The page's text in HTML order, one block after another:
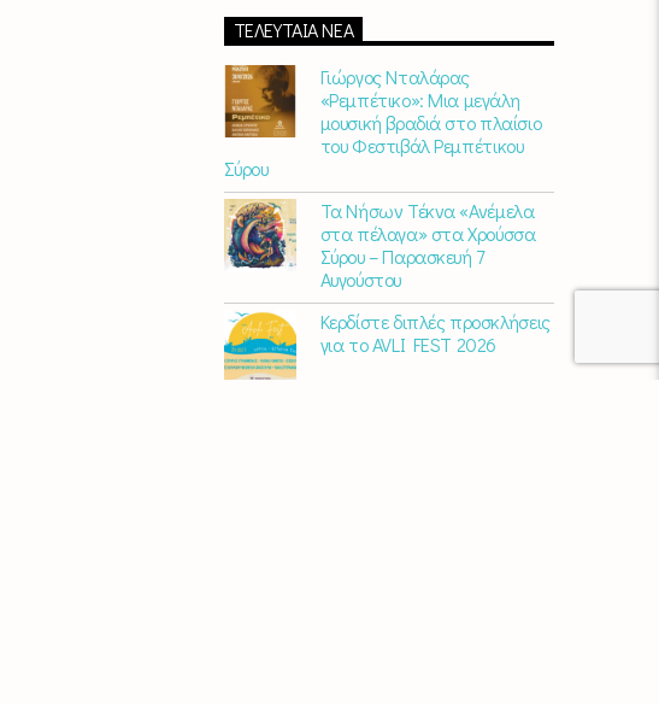
ΤΕΛΕΥΤΑΊΑ ΝΈΑ
Γιώργος Νταλάρας
«Ρεμπέτικο»: Μια μεγάλη
μουσική βραδιά στο πλαίσιο
του Φεστιβάλ Ρεμπέτικου
Σύρου
Τα Νήσων Τέκνα «Ανέμελα
στα πέλαγα» στα Χρούσσα
Σύρου – Παρασκευή 7
Αυγούστου
Κερδίστε διπλές προσκλήσεις
για το AVLI FEST 2026